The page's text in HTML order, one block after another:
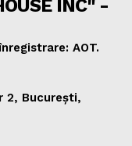
INC" -
AOT.
2, București,